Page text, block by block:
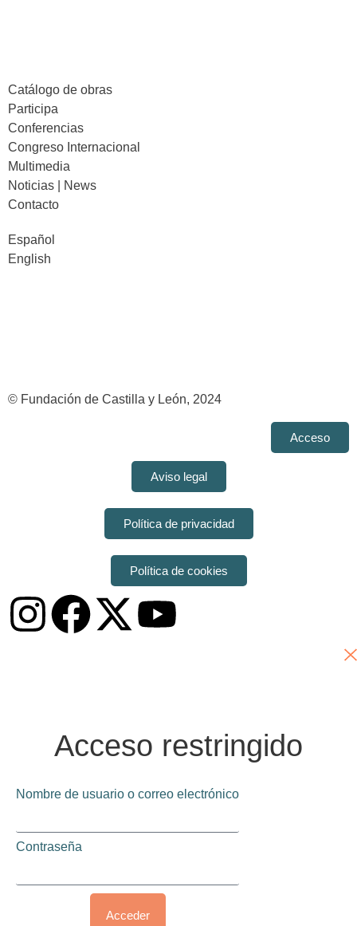
Catálogo de obras
Participa
Conferencias
Congreso Internacional
Multimedia
Noticias | News
Contacto
Español
English
© Fundación de Castilla y León, 2024
Acceso
Aviso legal
Política de privacidad
Política de cookies
Acceso restringido
Nombre de usuario o correo electrónico
Contraseña
Acceder